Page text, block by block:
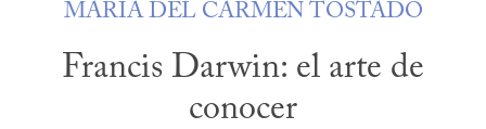
MARÍA DEL CARMEN TOSTADO
Francis Darwin: el arte de
conocer